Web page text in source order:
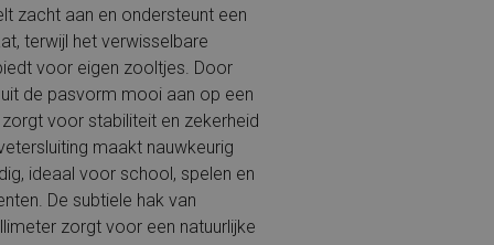
zacht aan en ondersteunt een
terwijl het verwisselbare
voor eigen zooltjes. Door
de pasvorm mooi aan op een
voor stabiliteit en zekerheid
maakt nauwkeurig
ideaal voor school, spelen en
De subtiele hak van
zorgt voor een natuurlijke